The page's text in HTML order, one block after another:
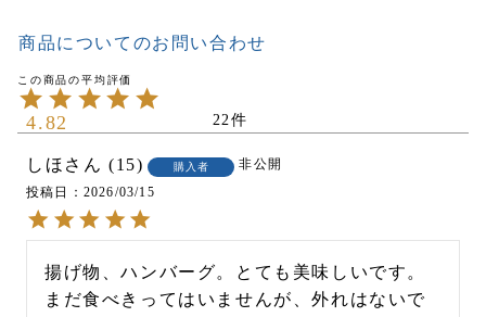
商品についてのお問い合わせ
4.82 22
しほ 15 購入者
非公開
投稿日
2026/03/15
揚げ物、ハンバーグ。とても美味しいです。
まだ食べきってはいませんが、外れはないで